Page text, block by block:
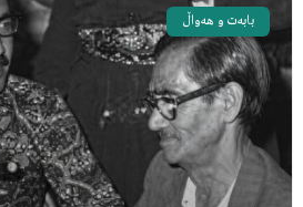
بابەت و هەواڵ